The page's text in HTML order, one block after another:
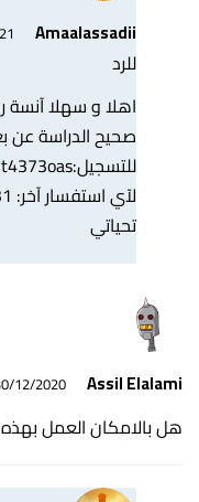
Amaalassadii
للرد
اهلا و سهلا آنسة
صحيح الدراسة عن
للتسجيل:
لآي استفسار آخر: 201221481731+
تحياتي
Assil Elalami
30/12/2020
هل بالامكان العمل بهذه